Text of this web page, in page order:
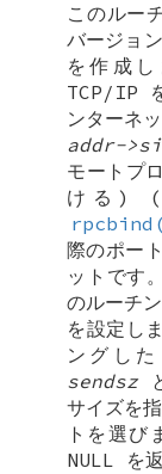
このルー
バージョン
を作成
TCP/IP
ンターネ
addr-
モート
ける) (
際のポー
ットです
のルーチ
を設定し
ングし
sendsz
サイズを
トを選び
NULL を